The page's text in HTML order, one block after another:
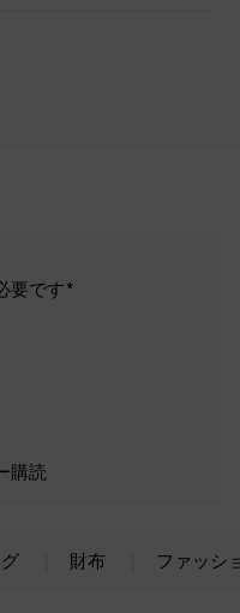
要です*
購読
財布 ファッシ